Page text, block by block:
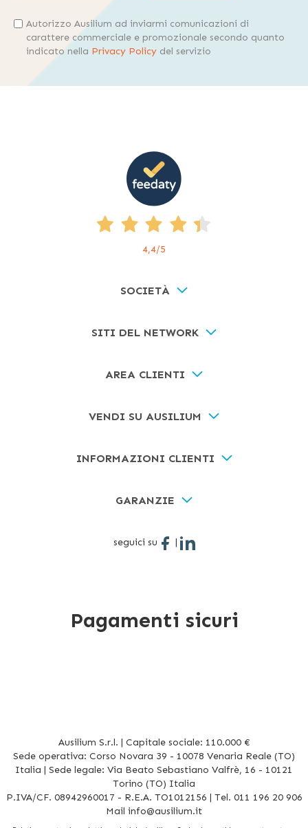
Autorizzo Ausilium ad inviarmi comunicazioni di
carattere commerciale e promozionale secondo quanto
indicato nella Privacy Policy del servizio
4,4/5
SOCIETÀ
SITI DEL NETWORK
AREA CLIENTI
VENDI SU AUSILIUM
INFORMAZIONI CLIENTI
GARANZIE
seguici su |
Pagamenti sicuri
Ausilium S.r.l. | Capitale sociale: 110.000 €
Sede operativa: Corso Novara 39 - 10078 Venaria Reale (TO)
Italia | Sede legale: Via Beato Sebastiano Valfrè, 16 - 10121
Torino (TO) Italia
P.IVA/CF. 08942960017 - R.E.A. TO1012156 | Tel. 011 196 20 906
Mail info@ausilium.it